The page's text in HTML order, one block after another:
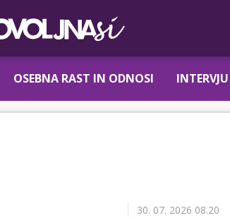
OSEBNA RAST IN ODNOSI INTERVJU
30. 07. 2026 08.20